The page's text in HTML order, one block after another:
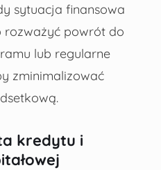
sytuacja finansowa
rozważyć powrót do
lub regularne
zminimalizować
kredytu i